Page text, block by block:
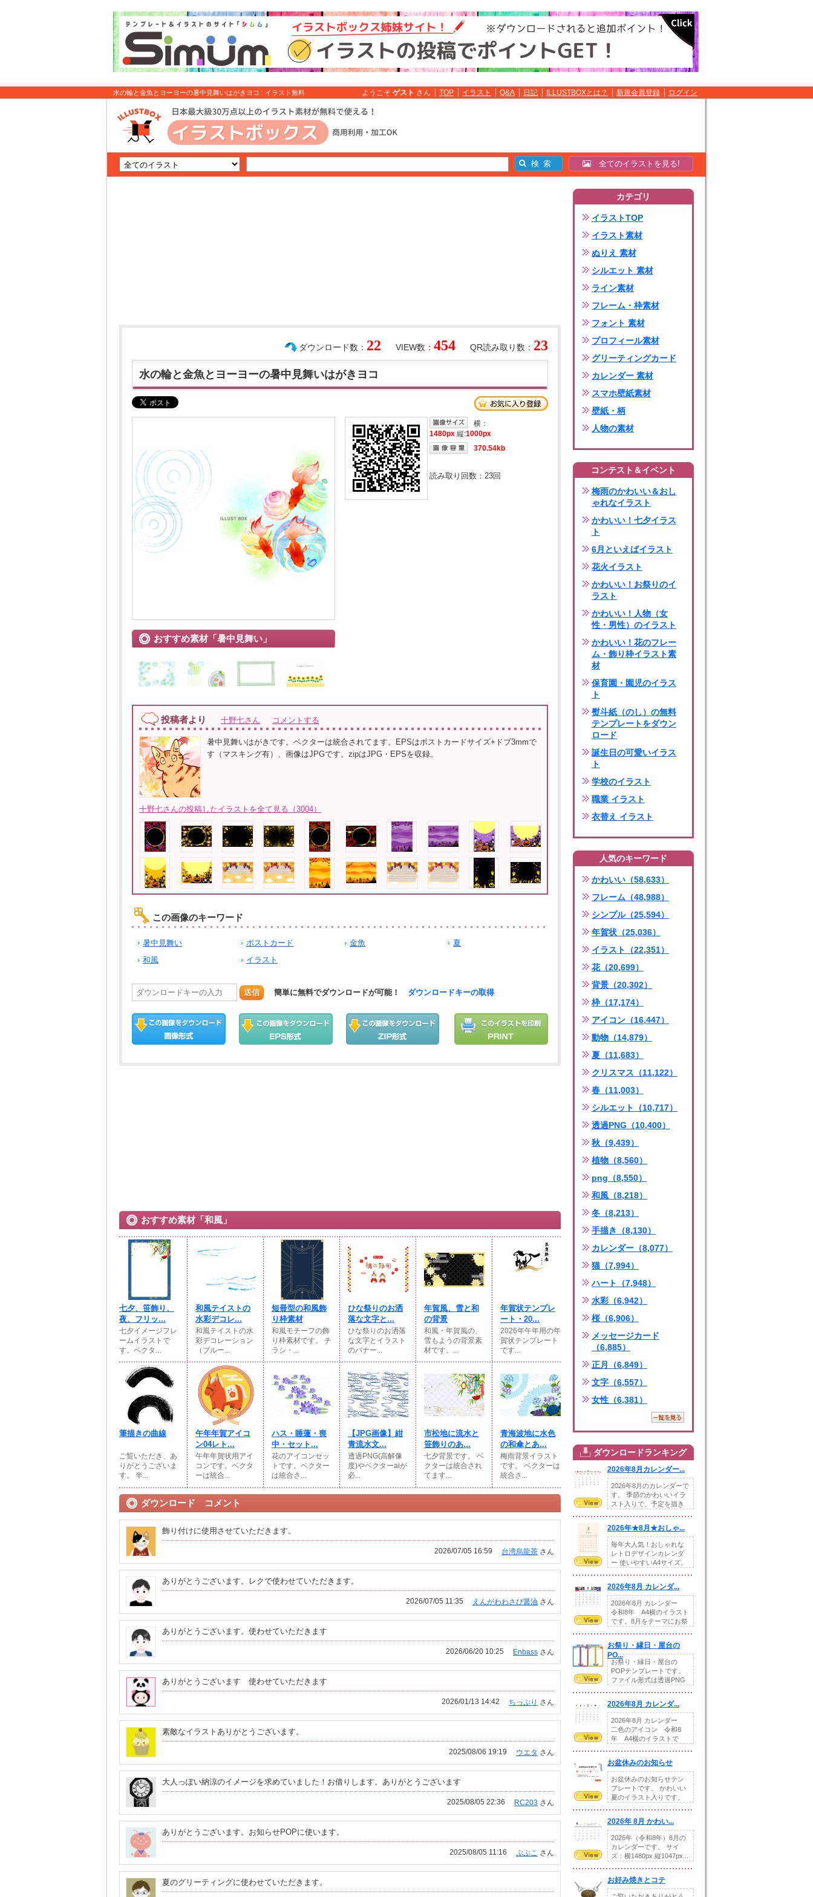
水の輪と金魚とヨーヨーの暑中見舞いはがきヨコ : イラスト無料 ようこそ ゲスト さん TOP イラスト Q&A 日記 ILLUSTBOXとは？ 新規会員登録 ログイン
全てのイラストを見る!
QR読み取り数： 23
VIEW数： 454
ダウンロード数： 22
水の輪と金魚とヨーヨーの暑中見舞いはがきヨコ
おすすめ素材「暑中見舞い」
横：
1480px 縦:1000px
370.54kb
読み取り回数： 23回
投稿者より 十野七さん コメントする
暑中見舞いはがきです。ベクターは統合されてます。EPSはポストカードサイズ+ドブ3mmで
す（マスキング有）、画像はJPGです。zipはJPG・EPSを収録。
十野七さんの投稿したイラストを全て見る（3004）
この画像のキーワード
暑中見舞い ポストカード 金魚
夏
和風
イラスト
送信 簡単に無料でダウンロードが可能！ ダウンロードキーの取得
おすすめ素材「和風」
七夕、笹飾り、
夜、フリッ...
七夕イメージフレ
ームイラストで
す。ベクタ...
和風テイストの
水彩デコレ...
和風テイストの水
彩デコレーション
（ブルー...
短冊型の和風飾
り枠素材
和風モチーフの飾
り枠素材です。 チ
ラシ・...
ひな祭りのお洒
落な文字と...
ひな祭りのお洒落
な文字とイラスト
のバナー...
年賀風、雪と和
の背景
和風・年賀風の、
雪もようの背景素
材です。...
年賀状テンプレ
ート・20...
2026年午年用の年
賀状テンプレート
です...
筆描きの曲線
ご覧いただき、あ
りがとうございま
す。 半...
午年年賀アイコ
ン04レト...
午年年賀状用アイ
コンです。ベクタ
ーは統合...
ハス・睡蓮・喪
中・セット...
花のアイコンセッ
トです。ベクター
は統合さ...
【JPG画像】紺
青流水文...
透過PNG(高解像
度)やベクターaiが
必...
市松地に流水と
笹飾りのあ...
七夕背景です。 ベ
クターは統合され
てます...
青海波地に水色
の和傘とあ...
梅雨背景イラスト
です。 ベクターは
統合さ...
ダウンロード コメント
飾り付けに使用させていただきます。
台湾烏龍茶 さん
2026/07/05 16:59
ありがとうございます。レクで使わせていただきます。
えんがわわさび醤油 さん
2026/07/05 11:35
ありがとうございます。使わせていただきます
Enbass さん
2026/06/20 10:25
ありがとうございます 使わせていただきます
ちっぷり さん
2026/01/13 14:42
素敵なイラストありがとうございます。
ウエタ さん
2025/08/06 19:19
大人っぽい納涼のイメージを求めていました！お借りします。ありがとうございます
RC203 さん
2025/08/05 22:36
ありがとうございます。お知らせPOPに使います。
ぷぷこ さん
2025/08/05 11:16
夏のグリーティングに使わせていただきます。
カテゴリ
イラストTOP
イラスト素材
ぬりえ 素材
シルエット 素材
ライン素材
フレーム・枠素材
フォント 素材
プロフィール素材
グリーティングカード
カレンダー 素材
スマホ壁紙素材
壁紙・柄
人物の素材
コンテスト＆イベント
梅雨のかわいい＆おし
ゃれなイラスト
かわいい！七夕イラス
ト
6月といえばイラスト
花火イラスト
かわいい！お祭りのイ
ラスト
かわいい！人物（女
性・男性）のイラスト
かわいい！花のフレー
ム・飾り枠イラスト素
材
保育園・園児のイラス
ト
熨斗紙（のし）の無料
テンプレートをダウン
ロード
誕生日の可愛いイラス
ト
学校のイラスト
職業 イラスト
衣替え イラスト
人気のキーワード
かわいい（58,633）
フレーム（48,988）
シンプル（25,594）
年賀状（25,036）
イラスト（22,351）
花（20,699）
背景（20,302）
枠（17,174）
アイコン（16,447）
動物（14,879）
夏（11,683）
クリスマス（11,122）
春（11,003）
シルエット（10,717）
透過PNG（10,400）
秋（9,439）
植物（8,560）
png（8,550）
和風（8,218）
冬（8,213）
手描き（8,130）
カレンダー（8,077）
猫（7,994）
ハート（7,948）
水彩（6,942）
桜（6,906）
メッセージカード
（6,885）
正月（6,849）
文字（6,557）
女性（6,381）
ダウンロードランキング
2026年8月カレンダー...
2026年8月のカレンダーで
す。 季節のかわいいイラ
スト入りで、予定を描き
2026年★8月★おしゃ...
毎年大人気！おしゃれな
レトロデザインカレンダ
ー 使いやすいA4サイズ。
2026年8月 カレンダ...
2026年8月 カレンダー
令和8年 A4横のイラスト
です。8月をテーマにお祭
お祭り・縁日・屋台の
PO...
お祭り・縁日・屋台の
POPテンプレートです。
ファイル形式は透過PNG
2026年8月 カレンダ...
2026年8月 カレンダー
二色のアイコン 令和8
年 A4横のイラストで
お盆休みのお知らせ
お盆休みのお知らせテン
プレートです。 かわいい
夏のイラスト入りです。
2026年 8月 かわい...
2026年（令和8年）8月の
カレンダーです。 サイ
ズ：横1480px 縦1047px...
お好み焼きとコテ